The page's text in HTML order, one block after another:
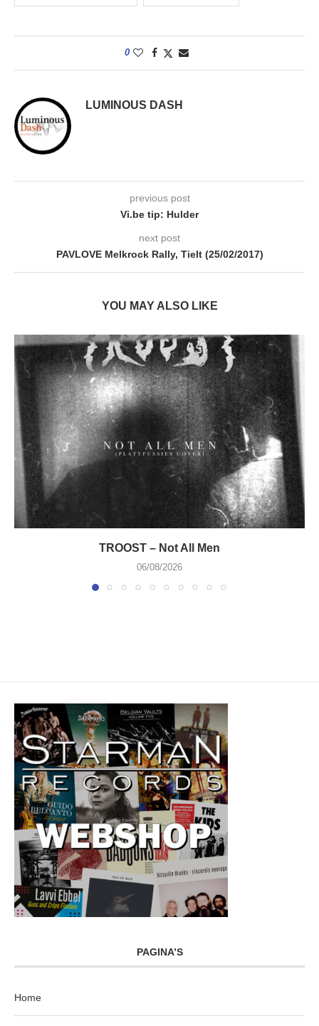
0
LUMINOUS DASH
previous post
Vi.be tip: Hulder
next post
PAVLOVE Melkrock Rally, Tielt (25/02/2017)
YOU MAY ALSO LIKE
TROOST – Not All Men
06/08/2026
PAGINA’S
Home